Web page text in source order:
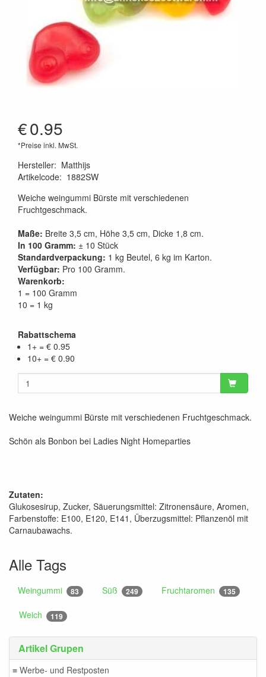
Artikel Grupen
≡ Werbe- und Restposten
€0.95
*Preise inkl. MwSt.
Hersteller: Matthijs
Artikelcode: 1882SW
Weiche weingummi Bürste mit verschiedenen
Fruchtgeschmack.
Maße: Breite 3,5 cm, Höhe 3,5 cm, Dicke 1,8 cm.
In 100 Gramm: ± 10 Stück
Standardverpackung: 1 kg Beutel, 6 kg im Karton.
Verfügbar: Pro 100 Gramm.
Warenkorb:
1 = 100 Gramm
10 = 1 kg
Rabattschema
1+ = € 0.95
10+ = € 0.90
Weiche weingummi Bürste mit verschiedenen Fruchtgeschmack.
Schön als Bonbon bei Ladies Night Homeparties
Zutaten:
Glukosesirup, Zucker, Säuerungsmittel: Zitronensäure, Aromen,
Farbenstoffe: E100, E120, E141, Überzugsmittel: Pflanzenöl mit
Carnaubawachs.
Alle Tags
Weingummi 83 Süß 249 Fruchtaromen 135
Weich 119